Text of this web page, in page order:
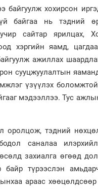
байгуулж хохирсон
байгаа нь тэдний
сайтар ярилцах,
хэргийн яамд,
ажиллах
сууцжуулалтын
үзүүлэх
мэдээллээ. Тус
оролцож, тэдний
саналаа
захиалга өгөөд
түрээслэн
араас